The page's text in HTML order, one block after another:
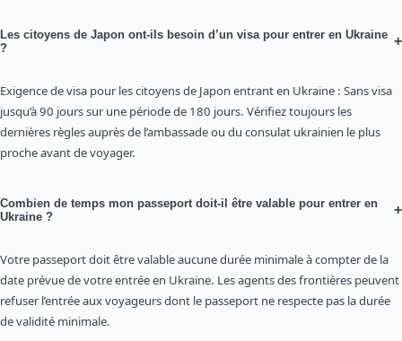
Les citoyens de Japon ont-ils besoin d’un visa pour entrer en Ukraine
?
+
Exigence de visa pour les citoyens de Japon entrant en Ukraine : Sans visa
jusqu’à 90 jours sur une période de 180 jours. Vérifiez toujours les
dernières règles auprès de l’ambassade ou du consulat ukrainien le plus
proche avant de voyager.
Combien de temps mon passeport doit-il être valable pour entrer en
Ukraine ?
+
Votre passeport doit être valable aucune durée minimale à compter de la
date prévue de votre entrée en Ukraine. Les agents des frontières peuvent
refuser l’entrée aux voyageurs dont le passeport ne respecte pas la durée
de validité minimale.